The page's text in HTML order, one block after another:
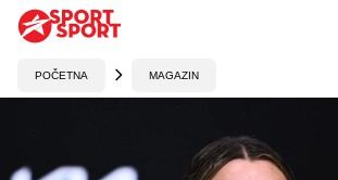
POČETNA MAGAZIN